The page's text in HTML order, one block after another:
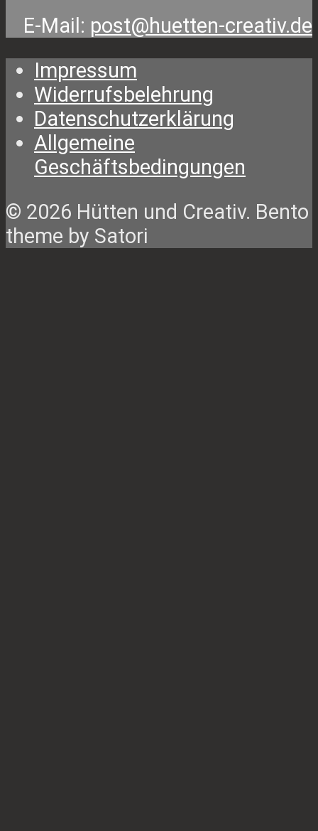
Produktseite
werden
E-Mail: post@huetten-creativ.de
Impressum
Widerrufsbelehrung
Datenschutzerklärung
Allgemeine
Geschäftsbedingungen
© 2026 Hütten und Creativ. Bento
theme by Satori